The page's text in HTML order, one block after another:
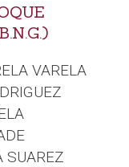
VARELA
SUAREZ